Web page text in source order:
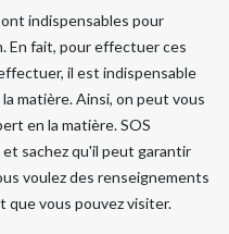
indispensables pour
En fait, pour effectuer ces
il est indispensable
matière. Ainsi, on peut vous
en la matière. SOS
sachez qu'il peut garantir
voulez des renseignements
que vous pouvez visiter.